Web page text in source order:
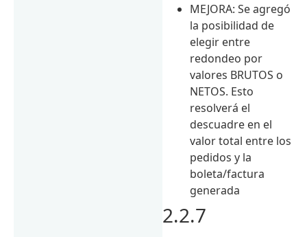
MEJORA: Se agregó
la posibilidad de
elegir entre
redondeo por
valores BRUTOS o
NETOS. Esto
resolverá el
descuadre en el
valor total entre los
pedidos y la
boleta/factura
generada
2.2.7